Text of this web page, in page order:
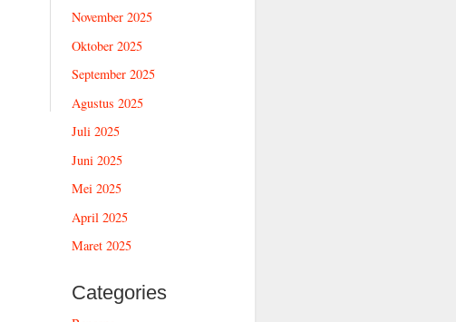
November 2025
Oktober 2025
September 2025
Agustus 2025
Juli 2025
Juni 2025
Mei 2025
April 2025
Maret 2025
Categories